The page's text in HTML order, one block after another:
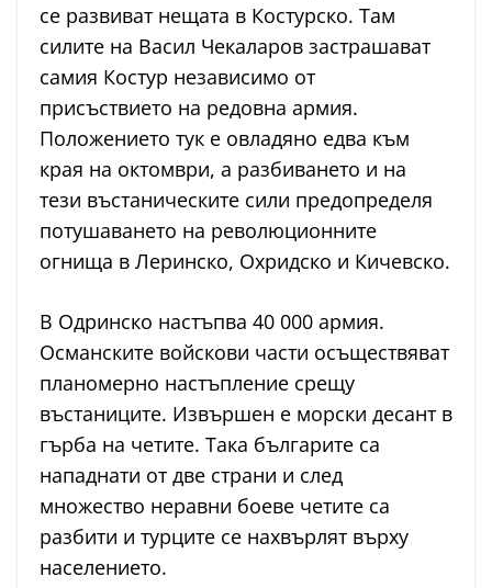
се развиват нещата в Костурско. Там
силите на Васил Чекаларов застрашават
самия Костур независимо от
присъствието на редовна армия.
Положението тук е овладяно едва към
края на октомври, а разбиването и на
тези въстаническите сили предопределя
потушаването на революционните
огнища в Леринско, Охридско и Кичевско.
В Одринско настъпва 40 000 армия.
Османските войскови части осъществяват
планомерно настъпление срещу
въстаниците. Извършен е морски десант в
гърба на четите. Така българите са
нападнати от две страни и след
множество неравни боеве четите са
разбити и турците се нахвърлят върху
населението.